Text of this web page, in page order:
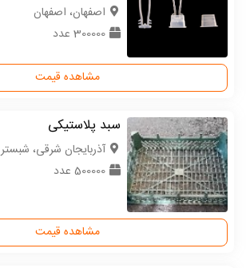
اصفهان، اصفهان
300000 عدد
مشاهده قیمت
سبد پلاستیکی
آذربایجان شرقی، شبستر
500000 عدد
مشاهده قیمت